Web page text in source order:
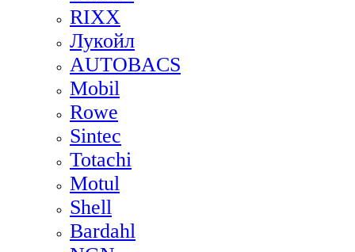
RIXX
Лукойл
AUTOBACS
Mobil
Rowe
Sintec
Totachi
Motul
Shell
Bardahl